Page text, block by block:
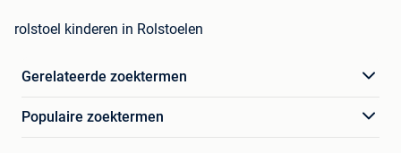
rolstoel kinderen in Rolstoelen
Gerelateerde zoektermen
Populaire zoektermen